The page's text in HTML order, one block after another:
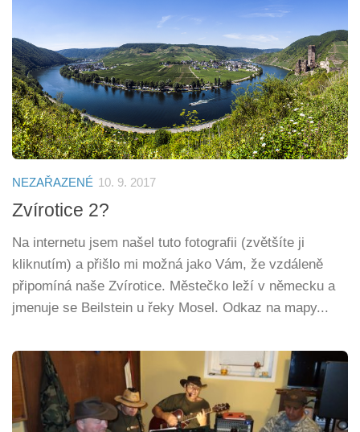
NEZAŘAZENÉ 10. 9. 2017
Zvírotice 2?
Na internetu jsem našel tuto fotografii (zvětšíte ji
kliknutím) a přišlo mi možná jako Vám, že vzdáleně
připomíná naše Zvírotice. Městečko leží v německu a
jmenuje se Beilstein u řeky Mosel. Odkaz na mapy...